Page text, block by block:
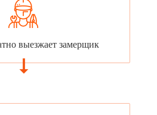
выезжает замерщик